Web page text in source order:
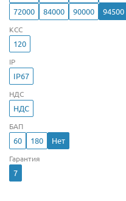
72000
84000 90000 94500
КСС
120
IP
IP67
НДС
НДС
БАП
60 180 Нет
Гарантия
7